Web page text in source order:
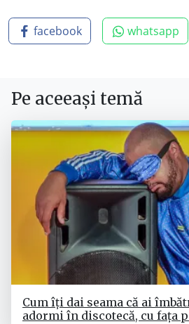
facebook whatsapp
Pe aceeași temă
Cum îți dai seama că ai
adormi în discotecă, cu fața